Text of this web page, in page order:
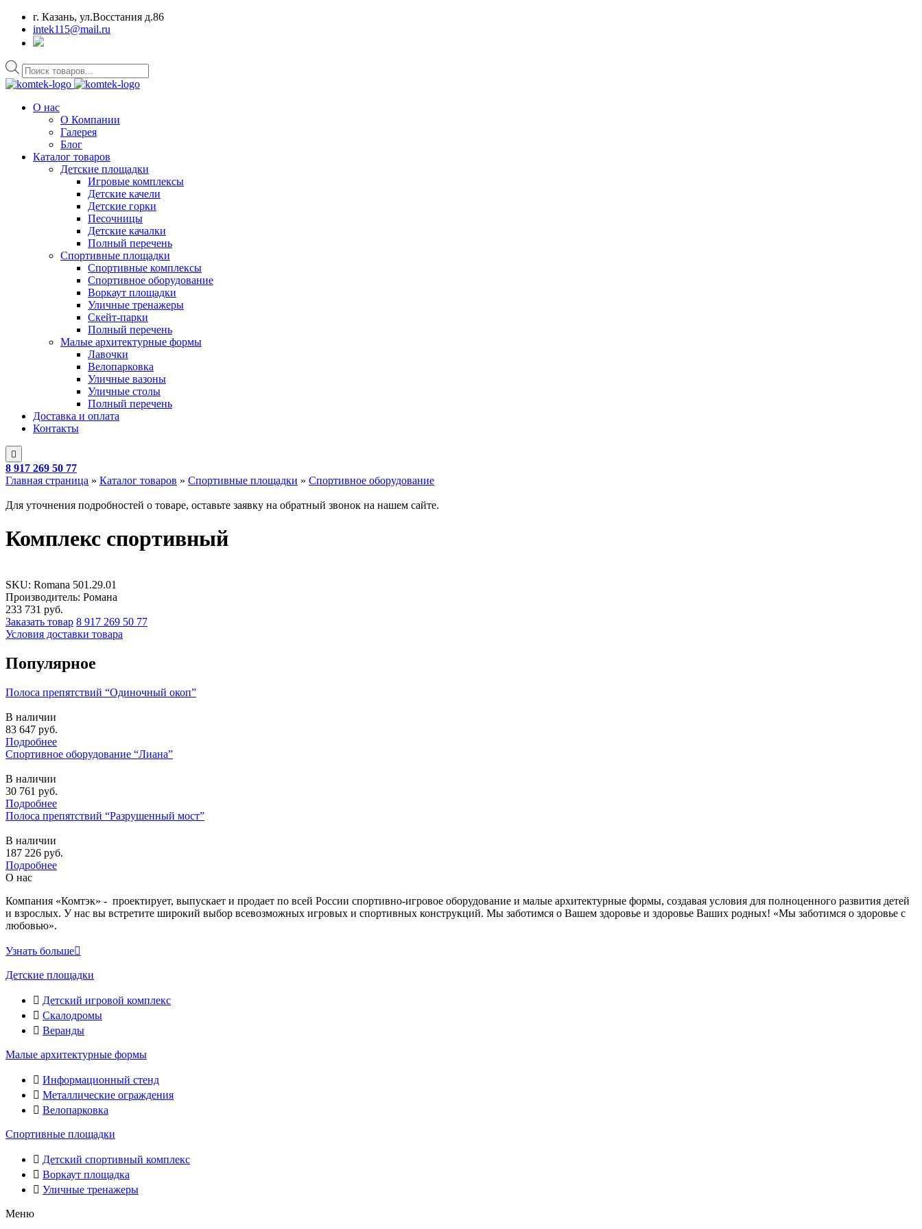
г. Казань, ул.Восстания д.86
intek115@mail.ru
Поиск
товаров
О нас
О Компании
Галерея
Блог
Каталог товаров
Детские площадки
Игровые комплексы
Детские качели
Детские горки
Песочницы
Детские качалки
Полный перечень
Спортивные площадки
Спортивные комплексы
Спортивное оборудование
Воркаут площадки
Уличные тренажеры
Скейт-парки
Полный перечень
Малые архитектурные формы
Лавочки
Велопарковка
Уличные вазоны
Уличные столы
Полный перечень
Доставка и оплата
Контакты
8 917 269 50 77
Главная страница » Каталог товаров » Спортивные площадки » Спортивное оборудование
Для уточнения подробностей о товаре, оставьте заявку на обратный звонок на нашем сайте.
Комплекс спортивный
SKU: Romana 501.29.01
Производитель: Романа
233 731 руб.
Заказать товар 8 917 269 50 77
Условия доставки товара
Популярное
Полоса препятствий “Одиночный окоп”
В наличии
83 647 руб.
Подробнее
Спортивное оборудование “Лиана”
В наличии
30 761 руб.
Подробнее
Полоса препятствий “Разрушенный мост”
В наличии
187 226 руб.
Подробнее
О нас
Компания «Комтэк» - проектирует, выпускает и продает по всей России спортивно-игровое оборудование и малые архитектурные формы, создавая условия для полноценного развития детей
и взрослых. У нас вы встретите широкий выбор всевозможных игровых и спортивных конструкций. Мы заботимся о Вашем здоровье и здоровье Ваших родных! «Мы заботимся о здоровье с
любовью».
Узнать больше
Детские площадки
Детский игровой комплекс
Скалодромы
Веранды
Малые архитектурные формы
Информационный стенд
Металлические ограждения
Велопарковка
Спортивные площадки
Детский спортивный комплекс
Воркаут площадка
Уличные тренажеры
Меню